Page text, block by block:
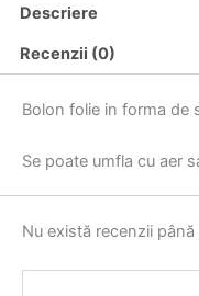
Descriere
Recenzii (0)
Bolon folie in forma de
Se poate umfla cu aer
Nu există recenzii până